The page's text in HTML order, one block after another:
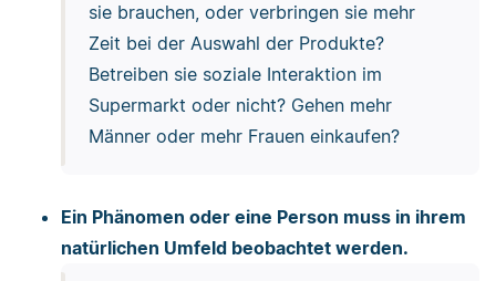
sie brauchen, oder verbringen sie mehr
Zeit bei der Auswahl der Produkte?
Betreiben sie soziale Interaktion im
Supermarkt oder nicht? Gehen mehr
Männer oder mehr Frauen einkaufen?
Ein Phänomen oder eine Person muss in ihrem
natürlichen Umfeld beobachtet werden.